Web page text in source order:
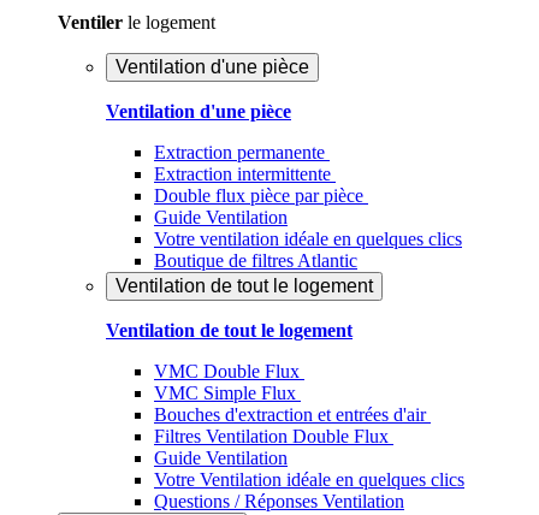
Ventiler le logement
Ventilation d'une pièce
Ventilation d'une pièce
Extraction permanente
Extraction intermittente
Double flux pièce par pièce
Guide Ventilation
Votre ventilation idéale en quelques clics
Boutique de filtres Atlantic
Ventilation de tout le logement
Ventilation de tout le logement
VMC Double Flux
VMC Simple Flux
Bouches d'extraction et entrées d'air
Filtres Ventilation Double Flux
Guide Ventilation
Votre Ventilation idéale en quelques clics
Questions / Réponses Ventilation